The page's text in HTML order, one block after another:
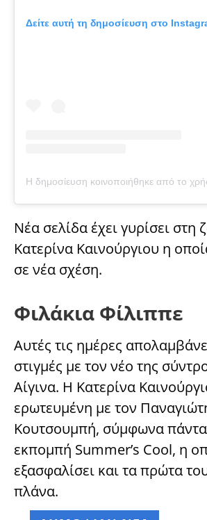
Δείτε αυτή τη δημοσίευση στο
Νέα σελίδα έχει γυρίσει στη
Κατερίνα Καινούργιου η
σε νέα σχέση.
Φιλάκια Φίλιππε
Αυτές τις ημέρες
στιγμές με τον νέο της
Αίγινα. Η Κατερίνα
ερωτευμένη με τον
Κουτσουμπή, σύμφωνα
εκπομπή Summer’s Cool, η
εξασφαλίσει και τα πρώτα
πλάνα.